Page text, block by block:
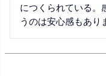
につくられている。
うのは安心感もあり